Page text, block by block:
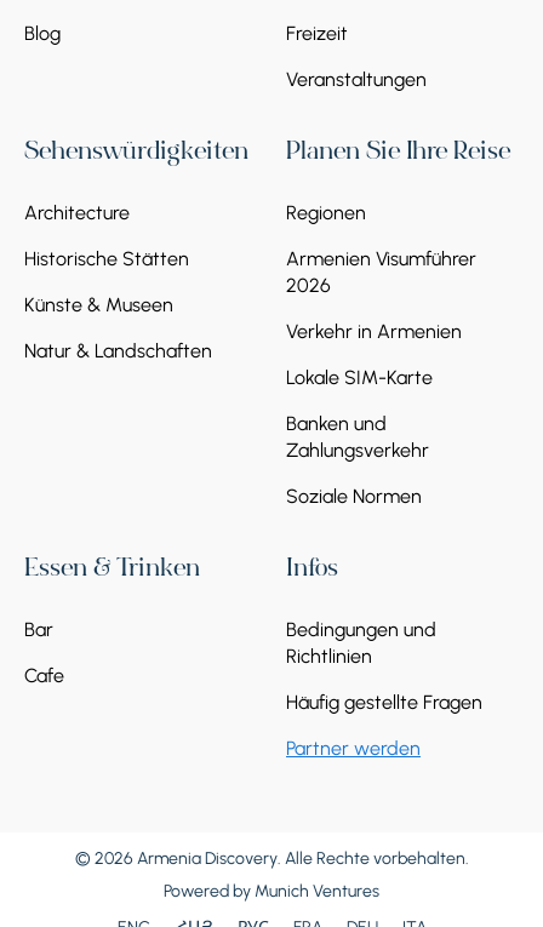
Blog
Freizeit
Veranstaltungen
Sehenswürdigkeiten
Architecture
Historische Stätten
Künste & Museen
Natur & Landschaften
Planen Sie Ihre Reise
Regionen
Armenien Visumführer
2026
Verkehr in Armenien
Lokale SIM-Karte
Banken und
Zahlungsverkehr
Soziale Normen
Essen & Trinken
Bar
Cafe
Infos
Bedingungen und
Richtlinien
Häufig gestellte Fragen
Partner werden
© 2026 Armenia Discovery. Alle Rechte vorbehalten.
Powered by Munich Ventures